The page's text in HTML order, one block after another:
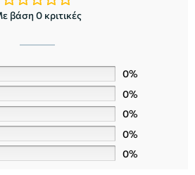
βάση 0 κριτικές
0%
0%
0%
0%
0%